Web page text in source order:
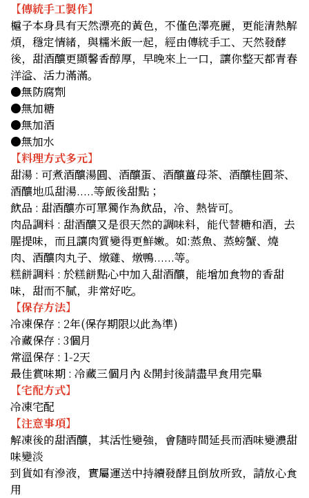
【傳統手工製作】
槴子本身具有天然漂亮的黃色，不僅色澤亮麗，更能清熱解
煩，穩定情緒，與糯米飯一起，經由傳統手工、天然發酵
後，甜酒釀更顯馨香醇厚，早晚來上一口，讓你整天都青春
洋溢、活力滿滿。
●無防腐劑
●無加糖
●無加酒
●無加水
【料理方式多元】
甜湯 : 可煮酒釀湯圓、酒釀蛋、酒釀薑母茶、酒釀桂圓茶、
酒釀地瓜甜湯.....等飯後甜點；
飲品 : 甜酒釀亦可單獨作為飲品，冷、熱皆可。
肉品調料 : 甜酒釀又是很天然的調味料，能代替糖和酒，去
腥提味，而且讓肉質變得更鮮嫩。如:蒸魚、蒸螃蟹、燒
肉、酒釀肉丸子、燉雞、燉鴨......等。
糕餅調料 : 於糕餅點心中加入甜酒釀，能增加食物的香甜
味，甜而不膩，非常好吃。
【保存方法】
冷凍保存 : 2年(保存期限以此為準)
冷藏保存 : 3個月
常溫保存 : 1-2天
最佳賞味期 : 冷藏三個月內 &開封後請盡早食用完畢
【宅配方式】
冷凍宅配
【注意事項】
解凍後的甜酒釀，其活性變強，會隨時間延長而酒味變濃甜
味變淡
到貨如有滲液，實屬運送中持續發酵且倒放所致，請放心食
用